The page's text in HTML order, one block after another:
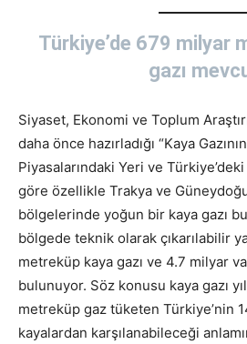
Türkiye’de 679 milyar
gazı
Siyaset, Ekonomi ve Toplum
daha önce hazırladığı “Kaya
Piyasalarındaki Yeri ve
göre özellikle Trakya ve
bölgelerinde yoğun bir kaya gazı
bölgede teknik olarak çıkarılabilir
metreküp kaya gazı ve 4.7 milyar
bulunuyor. Söz konusu kaya gazı
metreküp gaz tüketen Türkiye’nin 14
kayalardan karşılanabileceği